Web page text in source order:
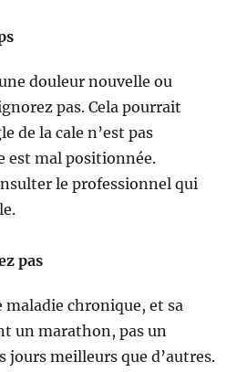
douleur nouvelle ou
pas. Cela pourrait
de la cale n’est pas
est mal positionnée.
le professionnel qui
pas
maladie chronique, et sa
un marathon, pas un
jours meilleurs que d’autres.